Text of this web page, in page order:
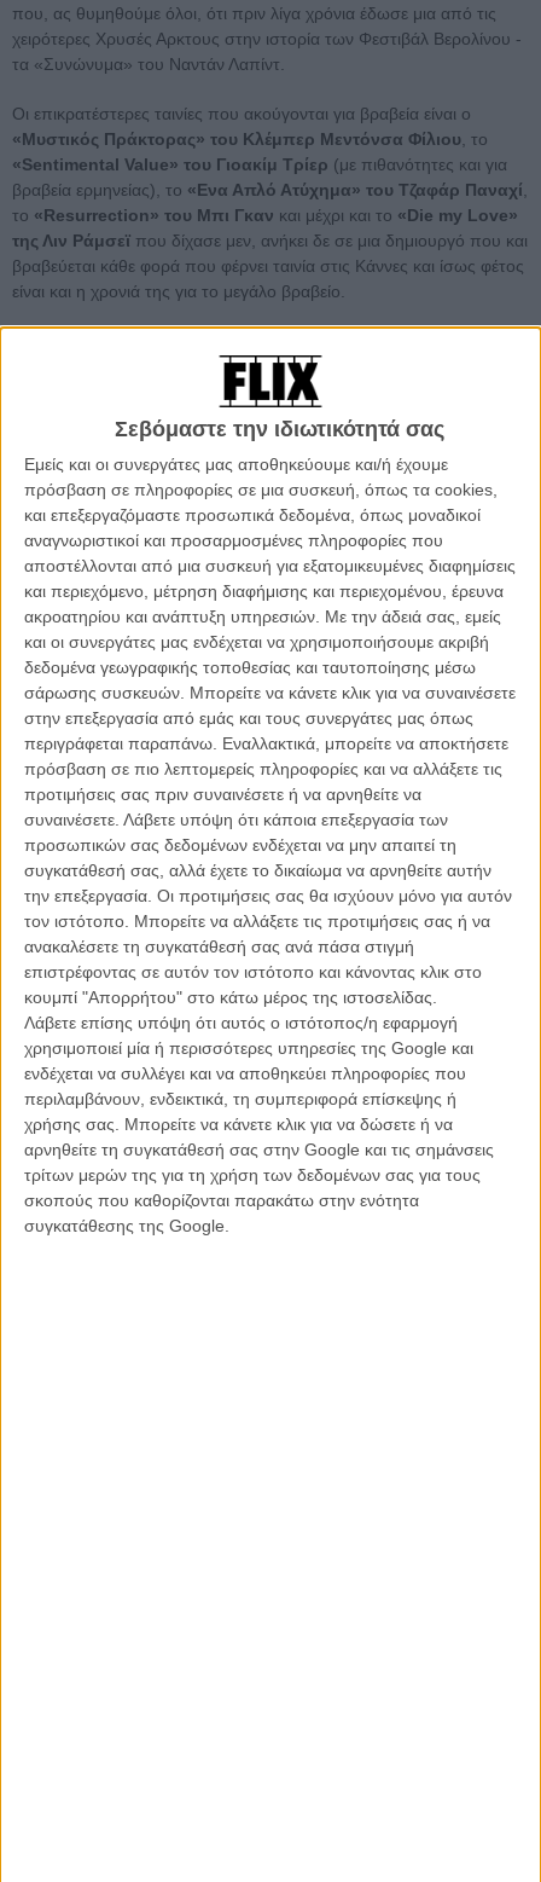
Σεβόμαστε την ιδιωτικότητά σας
Εμείς και οι συνεργάτες μας αποθηκεύουμε και/ή έχουμε
πρόσβαση σε πληροφορίες σε μια συσκευή, όπως τα cookies,
και επεξεργαζόμαστε προσωπικά δεδομένα, όπως μοναδικοί
αναγνωριστικοί και προσαρμοσμένες πληροφορίες που
αποστέλλονται από μια συσκευή για εξατομικευμένες διαφημίσεις
και περιεχόμενο, μέτρηση διαφήμισης και περιεχομένου, έρευνα
ακροατηρίου και ανάπτυξη υπηρεσιών. Με την άδειά σας, εμείς
και οι συνεργάτες μας ενδέχεται να χρησιμοποιήσουμε ακριβή
δεδομένα γεωγραφικής τοποθεσίας και ταυτοποίησης μέσω
σάρωσης συσκευών. Μπορείτε να κάνετε κλικ για να συναινέσετε
στην επεξεργασία από εμάς και τους συνεργάτες μας όπως
περιγράφεται παραπάνω. Εναλλακτικά, μπορείτε να αποκτήσετε
πρόσβαση σε πιο λεπτομερείς πληροφορίες και να αλλάξετε τις
προτιμήσεις σας πριν συναινέσετε ή να αρνηθείτε να
συναινέσετε. Λάβετε υπόψη ότι κάποια επεξεργασία των
προσωπικών σας δεδομένων ενδέχεται να μην απαιτεί τη
συγκατάθεσή σας, αλλά έχετε το δικαίωμα να αρνηθείτε αυτήν
την επεξεργασία. Οι προτιμήσεις σας θα ισχύουν μόνο για αυτόν
τον ιστότοπο. Μπορείτε να αλλάξετε τις προτιμήσεις σας ή να
ανακαλέσετε τη συγκατάθεσή σας ανά πάσα στιγμή
επιστρέφοντας σε αυτόν τον ιστότοπο και κάνοντας κλικ στο
κουμπί "Απορρήτου" στο κάτω μέρος της ιστοσελίδας.
Λάβετε επίσης υπόψη ότι αυτός ο ιστότοπος/η εφαρμογή
χρησιμοποιεί μία ή περισσότερες υπηρεσίες της Google και
ενδέχεται να συλλέγει και να αποθηκεύει πληροφορίες που
περιλαμβάνουν, ενδεικτικά, τη συμπεριφορά επίσκεψης ή
χρήσης σας. Μπορείτε να κάνετε κλικ για να δώσετε ή να
αρνηθείτε τη συγκατάθεσή σας στην Google και τις σημάνσεις
τρίτων μερών της για τη χρήση των δεδομένων σας για τους
σκοπούς που καθορίζονται παρακάτω στην ενότητα
συγκατάθεσης της Google.
που, ας θυμηθούμε όλοι, ότι πριν λίγα χρόνια έδωσε μια από τις
χειρότερες Χρυσές Αρκτους στην ιστορία των Φεστιβάλ Βερολίνου -
τα «Συνώνυμα» του Ναντάν Λαπίντ.
Οι επικρατέστερες ταινίες που ακούγονται για βραβεία είναι ο
«Μυστικός Πράκτορας» του Κλέμπερ Μεντόνσα Φίλιου , το
«Sentimental Value» του Γιοακίμ Τρίερ (με πιθανότητες και για
βραβεία ερμηνείας), το «Ενα Απλό Ατύχημα» του Τζαφάρ Παναχί
το «Resurrection» του Μπι Γκαν και μέχρι και το «Die my Love»
της Λιν Ράμσεϊ που δίχασε μεν, ανήκει δε σε μια δημιουργό που και
βραβεύεται κάθε φορά που φέρνει ταινία στις Κάννες και ίσως φέτος
είναι και η χρονιά της για το μεγάλο βραβείο.
Διαγωνιστικού Τμήματος του 78ου Διεθνούς Φεστιβάλ
Κινηματογράφου των Καννών και συντονιστείτε στο Flix - το
Σάββατο το βράδυ στις 8 ώρα Ελλάδος θα
παρακολουθήσουμε ζωντανά την τελετή λήξης, μαθαίνοντας
μαζί τους μεγάλους νικητές.
Τζος Ο' Κόνορ για το τέλος
Μπορεί ο Τζος Ο' Κόνορ να μη συνόδευσε τον Πολ Μέσκαλ στην
πρεμιέρα, το κόκκινο χαλί και τη συνέντευξη Τύπου του «Α History
of Sound» του Ολιβερ Χερμάνους, αλλά ήρθε λίγο πριν τη λήξη για
την πρεμιέρα, το κόκκινο χαλί και τη συνέντευξη Τύπου του «The
Mastermind», της νέας ταινίας της Κέλι Ράιχαρντ στην οποία
πρωταγωνιστεί ως ένας μάλλον... άτυχος εγκέφαλος μιας ληστείας
έργων τέχνης με φόντο την Αμερική των 70s. Μαζί του η Αλάνα Χάιμ
και ο Τζον Μάγκαρο.